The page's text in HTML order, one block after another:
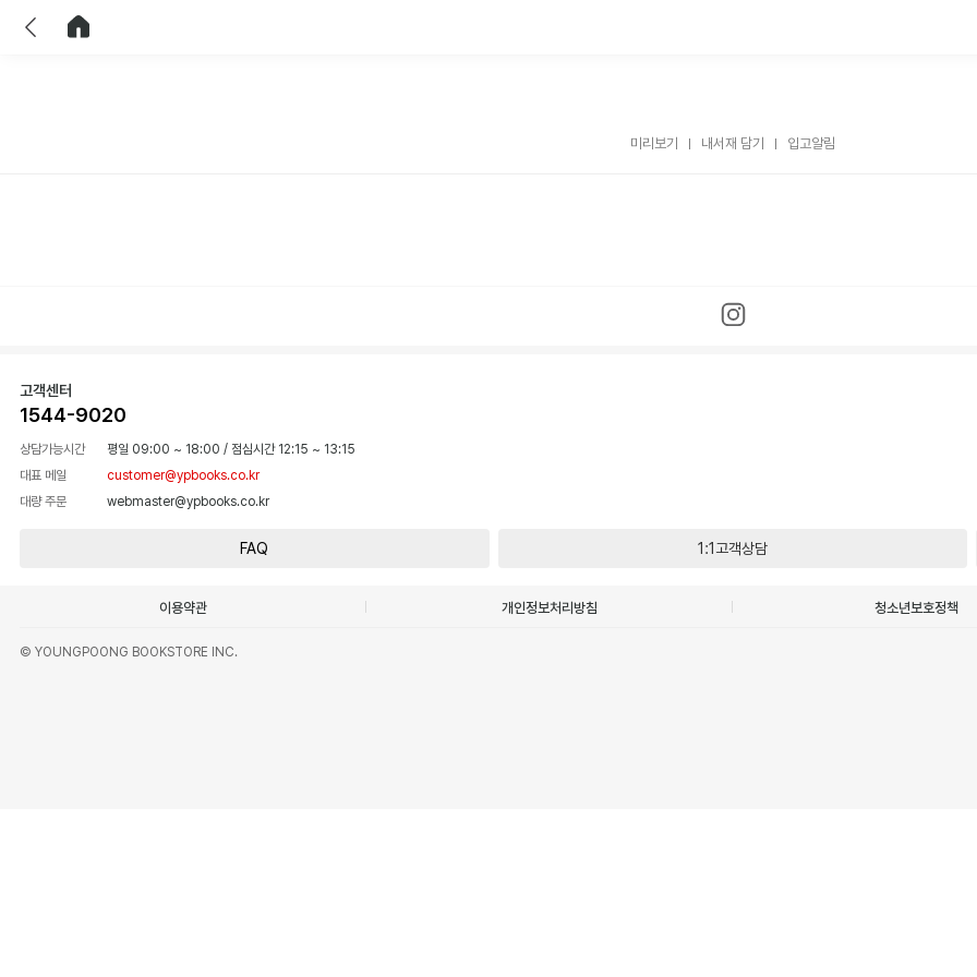
미리보기 내서재 담기 입고알림
고객센터
1544-9020
상담가능시간 평일 09:00 ~ 18:00 / 점심시간 12:15 ~ 13:15
대표 메일
customer@ypbooks.co.kr
대량 주문
webmaster@ypbooks.co.kr
FAQ 1:1고객상담
이용약관 개인정보처리방침 청소년보호정책
© YOUNGPOONG BOOKSTORE INC.